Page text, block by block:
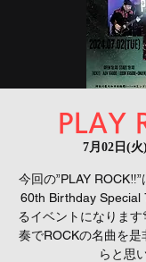
PLAY
7月02日(火)
今回の”PLAY
60th Birthday Special
るイベントになりま
奏でROCKの名曲を是
らと思